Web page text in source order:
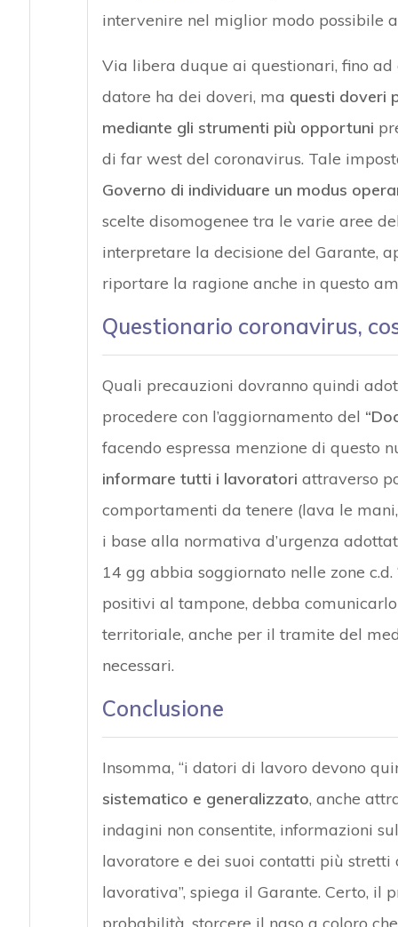
intervenire nel miglior modo possibile
Via libera duque ai questionari, fino
datore ha dei doveri, ma questi doveri
mediante gli strumenti più opportuni
di far west del coronavirus. Tale
Governo di individuare un modus
scelte disomogenee tra le varie aree
interpretare la decisione del Garante,
riportare la ragione anche in questo
Questionario coronavirus,
Quali precauzioni dovranno quindi
procedere con l’aggiornamento del
facendo espressa menzione di questo
informare tutti i lavoratori attraverso
comportamenti da tenere (lava le
i base alla normativa d’urgenza
14 gg abbia soggiornato nelle zone
positivi al tampone, debba
territoriale, anche per il tramite del
necessari.
Conclusione
Insomma, “i datori di lavoro devono
sistematico e generalizzato, anche
indagini non consentite, informazioni
lavoratore e dei suoi contatti più
lavorativa”, spiega il Garante. Certo, il
probabilità, storcere il naso a coloro